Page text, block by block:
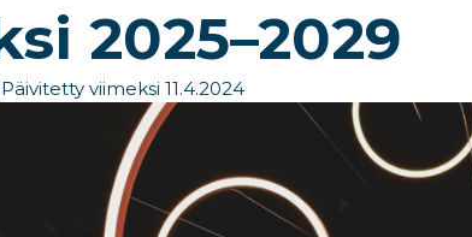
2025–2029
Päivitetty viimeksi 11.4.2024